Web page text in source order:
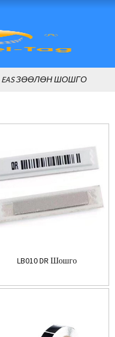
EAS ЗӨӨЛӨН ШОШГО
LB010 DR Шошго